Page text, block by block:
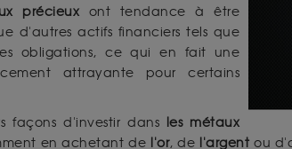
précieux ont tendance à être
d'autres actifs financiers tels que
obligations, ce qui en fait une
attrayante pour certains
façons d'investir dans les métaux
en achetant de l'or, de l'argent ou